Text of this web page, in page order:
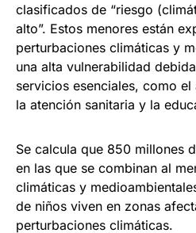
clasificados de “riesgo
alto”. Estos menores están
perturbaciones climáticas y
una alta vulnerabilidad
servicios esenciales, como
la atención sanitaria y la
Se calcula que 850 millones
en las que se combinan al
climáticas y
de niños viven en zonas
perturbaciones climáticas.